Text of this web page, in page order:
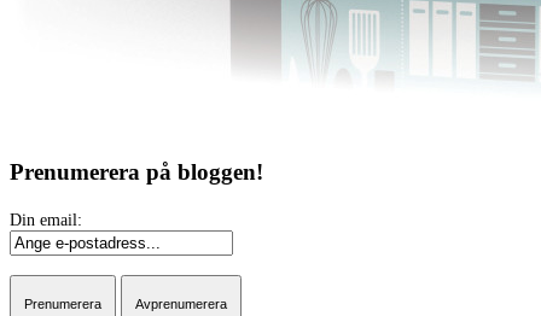
Prenumerera på bloggen!